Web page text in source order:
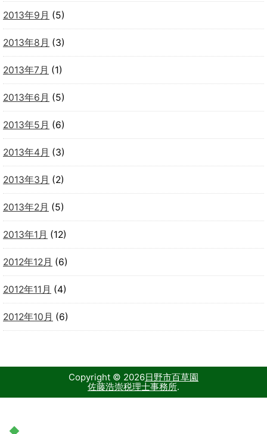
2013年9月 (5)
2013年8月 (3)
2013年7月 (1)
2013年6月 (5)
2013年5月 (6)
2013年4月 (3)
2013年3月 (2)
2013年2月 (5)
2013年1月 (12)
2012年12月 (6)
2012年11月 (4)
2012年10月 (6)
Copyright © 2026日野市百草園
佐藤浩崇税理士事務所.